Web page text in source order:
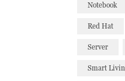
Notebook
Red Hat
Server
Smart